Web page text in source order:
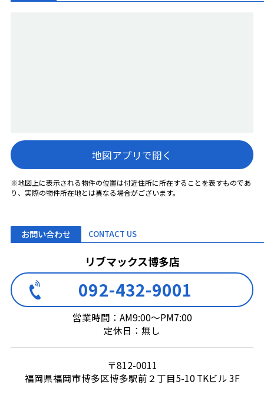
地図アプリで開く
※地図上に表示される物件の位置は付近住所に所在することを表すものであ
り、実際の物件所在地とは異なる場合がございます。
お問い合わせ CONTACT US
リブマックス博多店
092-432-9001
営業時間：AM9:00～PM7:00
定休日：無し
〒812-0011
福岡県福岡市博多区博多駅前２丁目5-10 TKビル 3F